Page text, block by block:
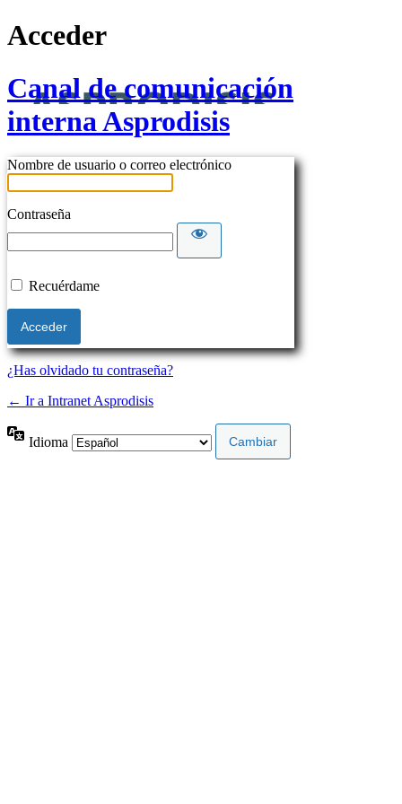
Acceder
Canal de comunicación
interna Asprodisis
Nombre de usuario o correo electrónico
Contraseña
Recuérdame
¿Has olvidado tu contraseña?
← Ir a Intranet Asprodisis
Idioma